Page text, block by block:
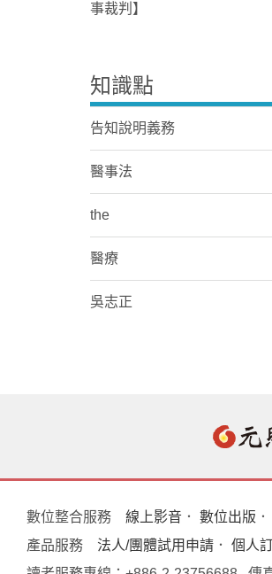
事裁判】
知識點
告知說明義務
醫事法
the
醫療
吳志正
數位整合服務 線上影音 ． 數位出版 ．
產品服務
法人/團體試用申請 ． 個人